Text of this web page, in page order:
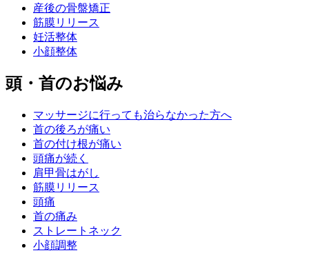
産後の骨盤矯正
筋膜リリース
妊活整体
小顔整体
頭・首のお悩み
マッサージに行っても治らなかった方へ
首の後ろが痛い
首の付け根が痛い
頭痛が続く
肩甲骨はがし
筋膜リリース
頭痛
首の痛み
ストレートネック
小顔調整